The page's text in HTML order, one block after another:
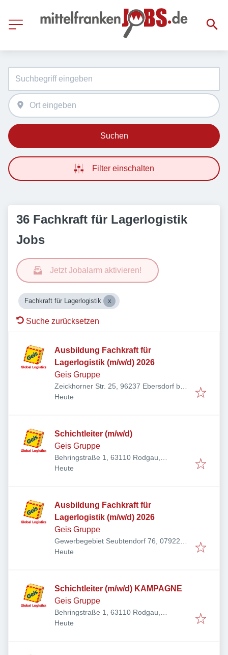
Suchen
Filter einschalten
36 Fachkraft für Lagerlogistik
Jobs
Jetzt Jobalarm aktivieren!
Fachkraft für Lagerlogistik
Suche zurücksetzen
Ausbildung Fachkraft für
Lagerlogistik (m/w/d) 2026
Geis Gruppe
Zeickhorner Str. 25, 96237 Ebersdorf bei
Coburg, Deutschland
Veröffentlicht
Heute
Schichtleiter (m/w/d)
Geis Gruppe
Behringstraße 1, 63110 Rodgau,
Deutschland
Veröffentlicht
Heute
Ausbildung Fachkraft für
Lagerlogistik (m/w/d) 2026
Geis Gruppe
Gewerbegebiet Seubtendorf 76, 07922
Tanna, Deutschland
Veröffentlicht
Heute
Schichtleiter (m/w/d) KAMPAGNE
Geis Gruppe
Behringstraße 1, 63110 Rodgau,
Deutschland
Veröffentlicht
Heute